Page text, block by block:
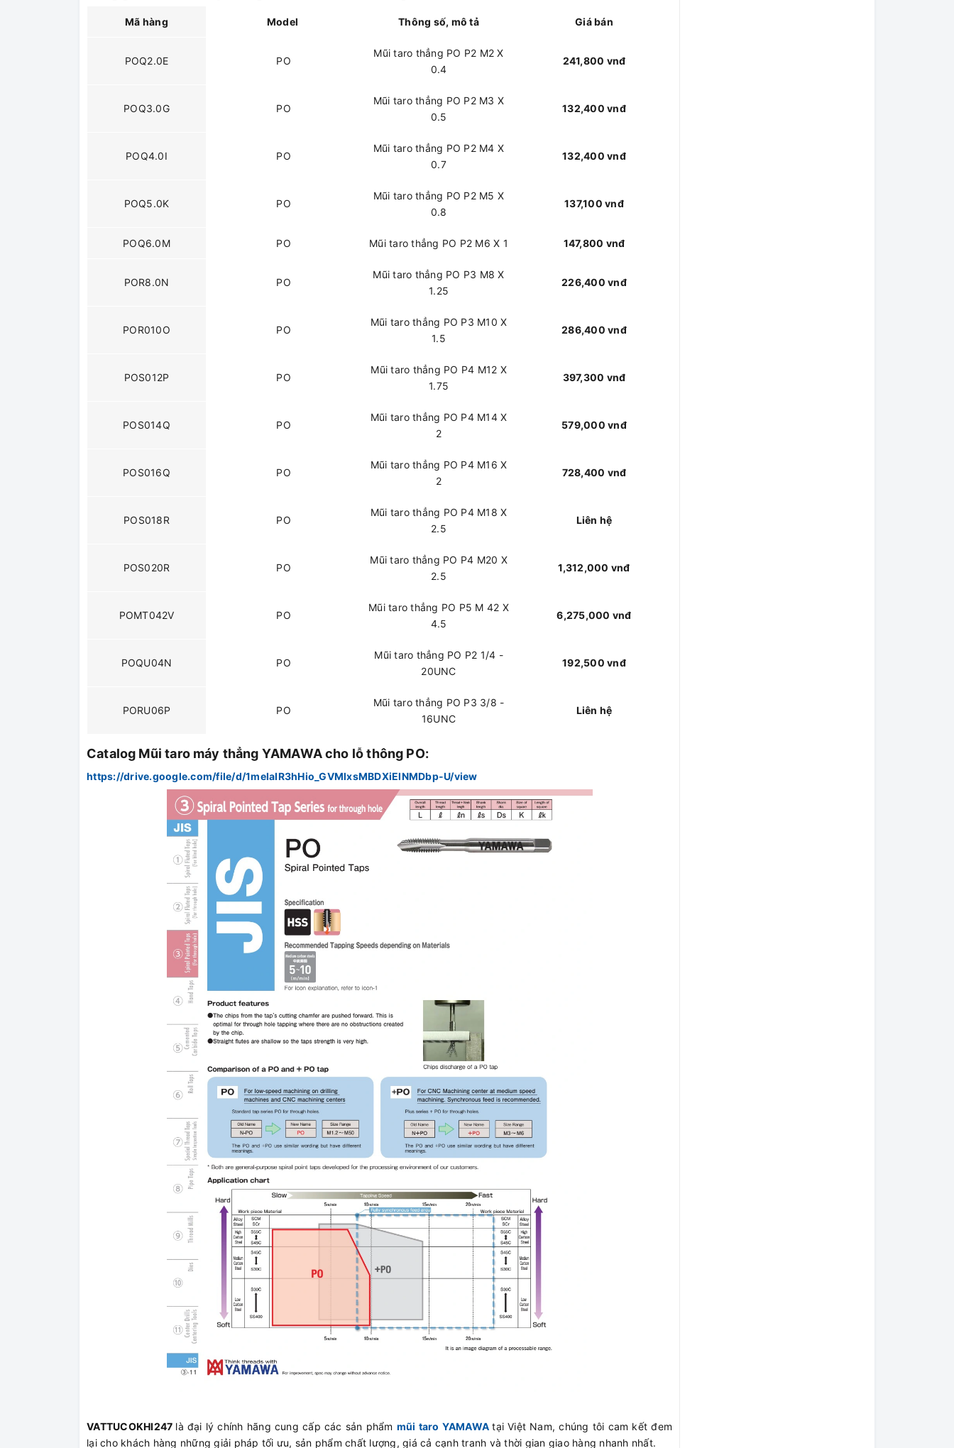
Mã hàng Model Thông số, mô tả Giá bán
POQ2.0E PO
Mũi taro thẳng PO P2 M2 X
0.4
241,800 vnđ
POQ3.0G PO
Mũi taro thẳng PO P2 M3 X
0.5
132,400 vnđ
POQ4.0I PO
Mũi taro thẳng PO P2 M4 X
0.7
132,400 vnđ
POQ5.0K PO
Mũi taro thẳng PO P2 M5 X
0.8
137,100 vnđ
POQ6.0M PO Mũi taro thẳng PO P2 M6 X 1 147,800 vnđ
POR8.0N PO
Mũi taro thẳng PO P3 M8 X
1.25
226,400 vnđ
POR010O PO
Mũi taro thẳng PO P3 M10 X
1.5
286,400 vnđ
POS012P PO
Mũi taro thẳng PO P4 M12 X
1.75
397,300 vnđ
POS014Q PO
Mũi taro thẳng PO P4 M14 X
2
579,000 vnđ
POS016Q PO
Mũi taro thẳng PO P4 M16 X
2
728,400 vnđ
POS018R PO
Mũi taro thẳng PO P4 M18 X
2.5
Liên hệ
POS020R PO
Mũi taro thẳng PO P4 M20 X
2.5
1,312,000 vnđ
POMT042V PO
Mũi taro thẳng PO P5 M 42 X
4.5
6,275,000 vnđ
POQU04N PO
Mũi taro thẳng PO P2 1/4 -
20UNC
192,500 vnđ
PORU06P PO
Mũi taro thẳng PO P3 3/8 -
16UNC
Liên hệ
Catalog Mũi taro máy thẳng YAMAWA cho lỗ thông PO:
https://drive.google.com/file/d/1meIaIR3hHio_GVMlxsMBDXiElNMDbp-U/view
VATTUCOKHI247 là đại lý chính hãng cung cấp các sản phẩm mũi taro YAMAWA tại Việt Nam, chúng tôi cam kết đem
lại cho khách hàng những giải pháp tối ưu, sản phẩm chất lượng, giá cả cạnh tranh và thời gian giao hàng nhanh nhất.